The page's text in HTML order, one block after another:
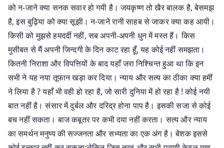
को न-जाने क्या सनक सवार हो गयी है। जयकृष्ण तो खैर बालक है, बेसमझ
है, इस बुढ़िया को क्या सूझी। न-जाने रानी साहब से जाकर क्या कह आयी।
किसी को मुझसे हमदर्दी नहीं, सब अपनी-अपनी धुन में मस्त हैं। किस
मुसीबत से मैं अपनी जिन्दगी के दिन काट रहा हूँ, यह कोई नहीं समझता।
कितनी निराशा और विपत्तियों के बाद यहाँ जरा निश्चिन्त हुआ था कि इन
सभी ने यह नया तूफान खड़ा कर दिया। न्याय और सत्य का ठीका क्या हमीं
ने लिया है ? यहाँ भी वही हो रहा है, जो सारी दुनिया में हो रहा है ! कोई नयी
बात नहीं है। संसार में दुर्बल और दरिद्र होना पाप है। इसकी सजा से कोई
बच नहीं सकता। बाज कबूतर पर कभी दया नहीं करता। सत्य और न्याय
का समर्थन मनुष्य की सज्जनता और सभ्यता का एक अंग है। बेशक इससे